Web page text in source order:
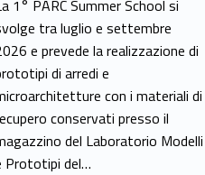
e
b
o
o
k
to
d
o
n
ai
l
ar
e
1° PARC Summer School si
tra luglio e settembre
e prevede la realizzazione di
di arredi e
con i materiali di
conservati presso il
del Laboratorio Modelli
Prototipi del…